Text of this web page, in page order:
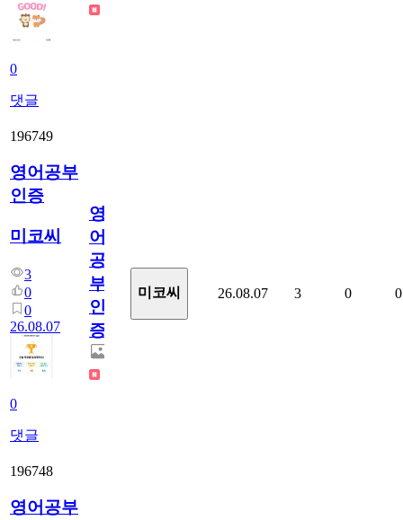
0
댓글
196749
영어공부
인증
미코씨
3
0
0
26.08.07
0
댓글
영
어
공
부
인
증
미코씨 26.08.07 3 0 0
196748
영어공부